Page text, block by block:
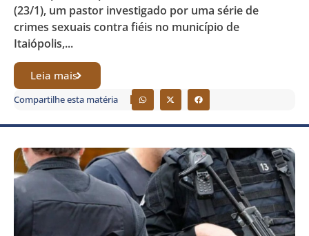
(23/1), um pastor investigado por uma série de
crimes sexuais contra fiéis no município de
Itaiópolis,...
Leia mais
Compartilhe esta matéria